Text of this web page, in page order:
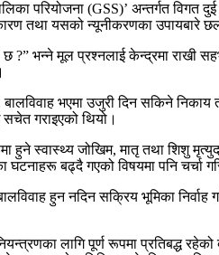
परियोजना (GSS)’ अन्तर्गत विगत
तथा यसको न्यूनीकरणका उपायबारे
भन्ने मूल प्रश्नलाई केन्द्रमा राखी
बालविवाह भएमा उजुरी दिन सकिने
गराइएको थियो।
हुने स्वास्थ्य जोखिम, मातृ तथा शिशु
बढ्दै गएको विषयमा पनि चर्चा
हुन नदिन सक्रिय भूमिका निर्वाह
लागि पूर्ण रूपमा प्रतिबद्ध